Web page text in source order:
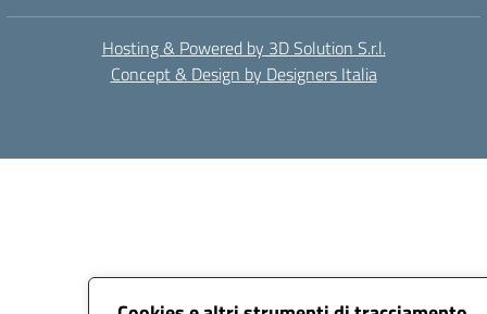
Hosting & Powered by 3D Solution S.r.l.
Concept & Design by Designers Italia